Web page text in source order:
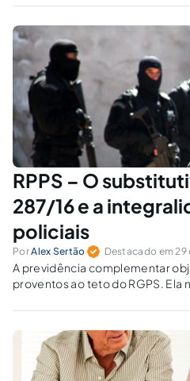
RPPS – O
287/16 e a
policiais
PorAlex Sertão Destacado em 29
A previdência complementar
proventos ao teto do RGPS. Ela
em 2003. Não se muda a regra
diferenciando categorias sem